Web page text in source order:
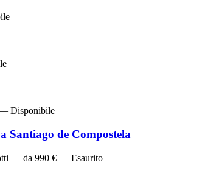
Disponibile
de Compostela
— da 990 € — Esaurito